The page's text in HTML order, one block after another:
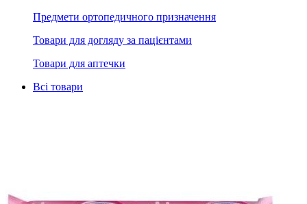
Предмети ортопедичного призначення
Товари для догляду за пацієнтами
Товари для аптечки
Всі товари